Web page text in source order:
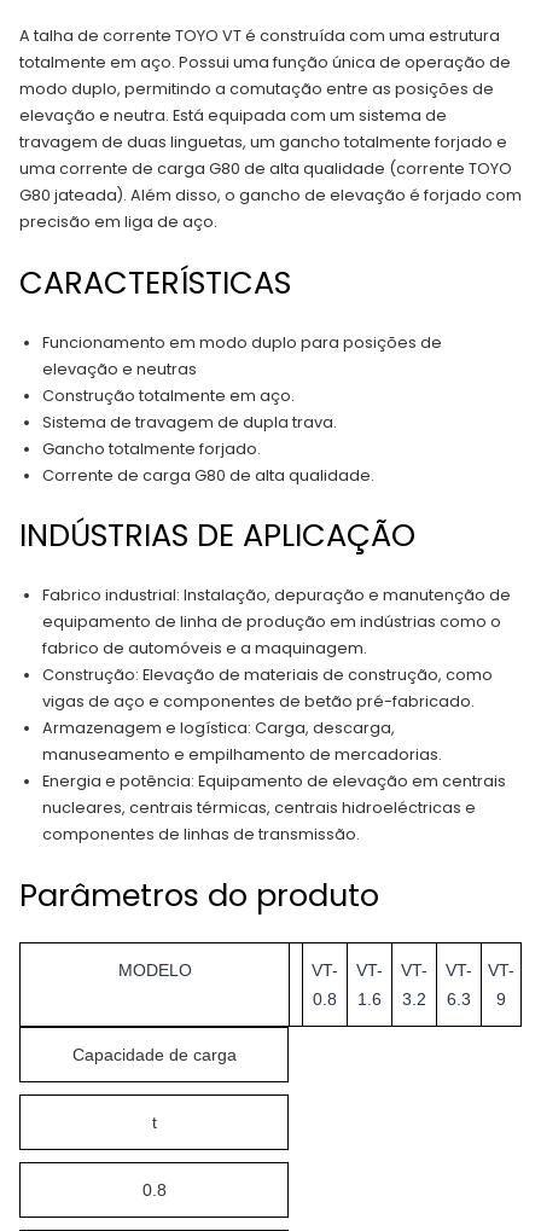
A talha de corrente TOYO VT é construída com uma estrutura
totalmente em aço. Possui uma função única de operação de
modo duplo, permitindo a comutação entre as posições de
elevação e neutra. Está equipada com um sistema de
travagem de duas linguetas, um gancho totalmente forjado e
uma corrente de carga G80 de alta qualidade (corrente TOYO
G80 jateada). Além disso, o gancho de elevação é forjado com
precisão em liga de aço.
CARACTERÍSTICAS
Funcionamento em modo duplo para posições de
elevação e neutras
Construção totalmente em aço.
Sistema de travagem de dupla trava.
Gancho totalmente forjado.
Corrente de carga G80 de alta qualidade.
INDÚSTRIAS DE APLICAÇÃO
Fabrico industrial: Instalação, depuração e manutenção de
equipamento de linha de produção em indústrias como o
fabrico de automóveis e a maquinagem.
Construção: Elevação de materiais de construção, como
vigas de aço e componentes de betão pré-fabricado.
Armazenagem e logística: Carga, descarga,
manuseamento e empilhamento de mercadorias.
Energia e potência: Equipamento de elevação em centrais
nucleares, centrais térmicas, centrais hidroeléctricas e
componentes de linhas de transmissão.
Parâmetros do produto
MODELO
VT-
0.8
VT-
1.6
VT-
3.2
VT-
6.3
VT-
9
Capacidade de carga
t
0.8